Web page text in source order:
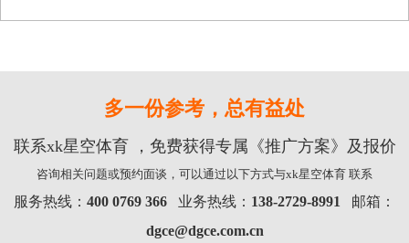
多一份参考，总有益处
联系xk星空体育 ，免费获得专属《推广方案》及报价
咨询相关问题或预约面谈，可以通过以下方式与xk星空体育 联系
服务热线： 400 0769 366 业务热线： 138-2729-8991
邮箱：
dgce@dgce.com.cn